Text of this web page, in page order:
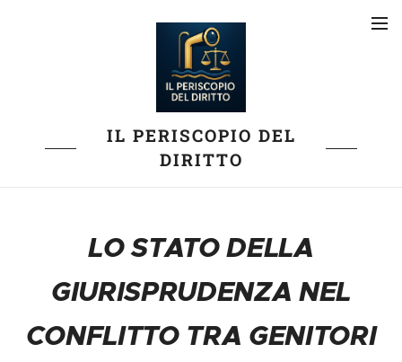
IL PERISCOPIO DEL
DIRITTO
LO STATO DELLA
GIURISPRUDENZA NEL
CONFLITTO TRA GENITORI